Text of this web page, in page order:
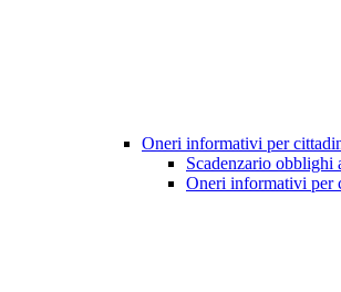
Oneri informativi per
Scadenzario obblighi
Oneri informativi per